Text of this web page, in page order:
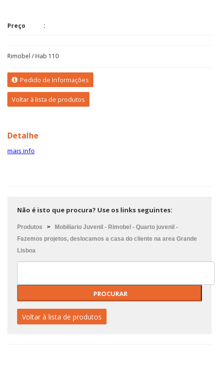
Preço
Rimobel / Hab 110
Pedido de Informações
Voltar à lista de produtos
Detalhe
mais info
Não é isto que procura? Use os links seguintes:
Produtos > Mobiliario Juvenil - Rimobel - Quarto juvenil -
Fazemos projetos, deslocamos a casa do cliente na area Grande
Lisboa
Voltar à lista de produtos